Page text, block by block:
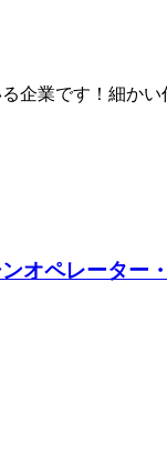
企業です！細か
オペレーター